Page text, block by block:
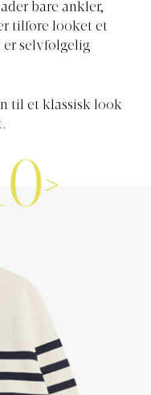
bare ankler,
tilføre looket et
er selvfølgelig
til et klassisk look